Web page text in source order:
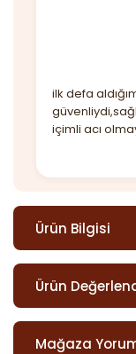
ilk defa
içimli acı
Ürün Bilgisi
Ürün
Mağaza